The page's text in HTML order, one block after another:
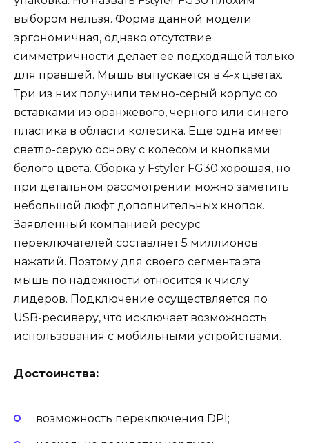
выбором нельзя. Форма данной модели
эргономичная, однако отсутствие
симметричности делает ее подходящей только
для правшей. Мышь выпускается в 4-х цветах.
Три из них получили темно-серый корпус со
вставками из оранжевого, черного или синего
пластика в области колесика. Еще одна имеет
светло-серую основу с колесом и кнопками
белого цвета. Сборка у Fstyler FG30 хорошая, но
при детальном рассмотрении можно заметить
небольшой люфт дополнительных кнопок.
Заявленный компанией ресурс
переключателей составляет 5 миллионов
нажатий. Поэтому для своего сегмента эта
мышь по надежности относится к числу
лидеров. Подключение осуществляется по
USB-ресиверу, что исключает возможность
использования с мобильными устройствами.
Достоинства:
возможность переключения DPI;